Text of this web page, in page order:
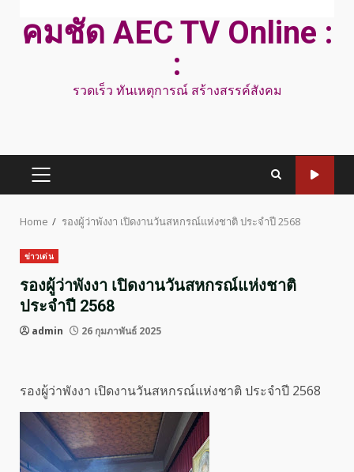
คมชัด AEC TV Online :
:
รวดเร็ว ทันเหตุการณ์ สร้างสรรค์สังคม
PRIMARY
Home รองผู้ว่าพังงา เปิดงานวันสหกรณ์แห่งชาติ ประจำปี 2568
ข่าวเด่น
รองผู้ว่าพังงา เปิดงานวันสหกรณ์แห่งชาติ
ประจำปี 2568
admin 26 กุมภาพันธ์ 2025
รองผู้ว่าพังงา เปิดงานวันสหกรณ์แห่งชาติ ประจำปี 2568